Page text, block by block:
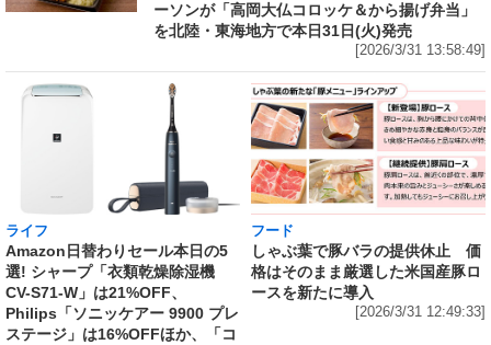
ーソンが「高岡大仏コロッケ＆から揚げ弁当」
を北陸・東海地方で本日31日(火)発売
[2026/3/31 13:58:49]
ライフ
Amazon日替わりセール本日の5
選! シャープ「衣類乾燥除湿機
CV-S71-W」は21%OFF、
Philips「ソニッケアー 9900 プレ
ステージ」は16%OFFほか、「コ
フード
しゃぶ葉で豚バラの提供休止 価
格はそのまま厳選した米国産豚ロ
ースを新たに導入
[2026/3/31 12:49:33]